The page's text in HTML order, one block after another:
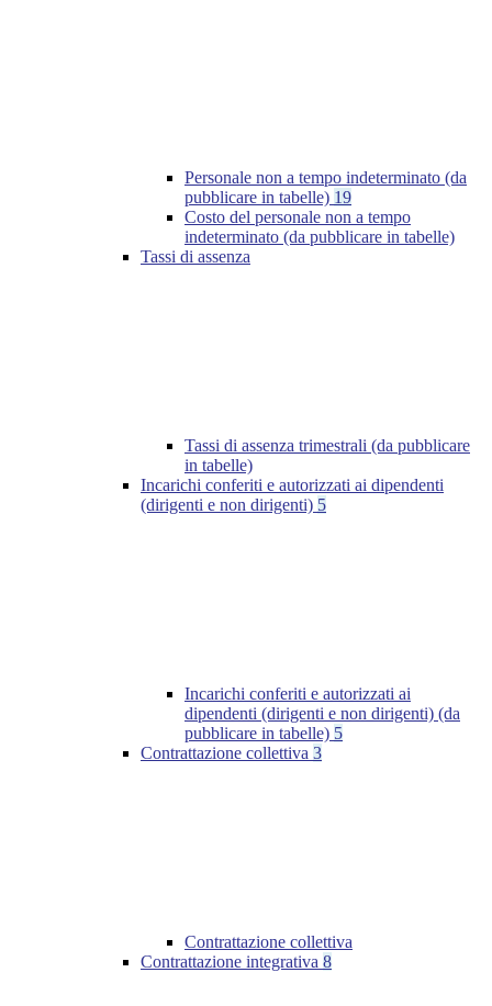
Personale non a tempo indeterminato (da
pubblicare in tabelle) 19
Costo del personale non a tempo
indeterminato (da pubblicare in tabelle)
Tassi di assenza
Tassi di assenza trimestrali (da pubblicare
in tabelle)
Incarichi conferiti e autorizzati ai dipendenti
(dirigenti e non dirigenti) 5
Incarichi conferiti e autorizzati ai
dipendenti (dirigenti e non dirigenti) (da
pubblicare in tabelle) 5
Contrattazione collettiva 3
Contrattazione collettiva
Contrattazione integrativa 8